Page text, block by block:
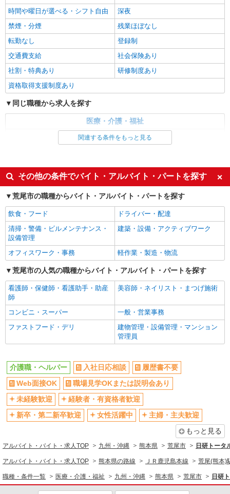
派遣社員
株式会社kotrio /●KM-H-2068006
荒尾市｜まずは送迎業務で活躍しよう◎デイサ
時給1450円〜2062円 ＜日払い有/週払い有/交
通費全支給(ガソリン代含む)＞
荒尾市内 マイカー通勤OK
キープ 詳細を見る
高級ホテルのような空間＊。荒尾市▼サ高住で
通費全支給(ガソリン代含む)＞
荒尾市内 マイカー通勤OK
キープ 詳細を見る
派遣社員
株式会社kotrio /●KM-H-2012173
荒尾市｜未経験でも大丈夫◎研修が手厚い有料
住宅の介護♪
時給1450円〜2062円 ＜日払い有/週払い有/交
通費全支給(ガソリン代含む)＞
キープ 詳細を見る
派遣社員
荒尾市のデイサービス♪日勤のみ！残業ゼロで
趣味も満喫
時給1450円〜2062円 ＜日払い有/週払い有/交
通費全支給(ガソリン代含む)＞
荒尾市内 マイカー通勤OK
詳細を見る
株式会社kotrio /●KM-H-2069333
荒尾市＊幅広い世代が活動中！サ高住のサポー
時間や曜日が選べる・シフト自由
深夜
禁煙・分煙
残業ほぼなし
転勤なし
登録制
交通費支給
社会保険あり
社割・特典あり
研修制度あり
資格取得支援制度あり
同じ職種から求人を探す
医療・介護・福祉
未経験歓迎
ミドル（40代～）活躍中
週2～3日勤務OK
深夜
交通費支給
社会保険あり
関連する条件をもっと見る
その他の条件でバイト・アルバイト・パートを探す
荒尾市の職種からバイト・アルバイト・パートを探す
飲食・フード
ドライバー・配達
清掃・警備・ビルメンテナンス・
設備管理
建築・設備・アクティブワーク
オフィスワーク・事務 軽作業・製造・物流
荒尾市の人気の職種からバイト・アルバイト・パートを探す
看護師・保健師・看護助手・助産
師
美容師・ネイリスト・まつげ施術
コンビニ・スーパー
一般・営業事務
ファストフード・デリ
建物管理・設備管理・マンション
管理員
介護職・ヘルパー 入社日応相談
履歴書不要
Web面接OK
職場見学OKまたは説明会あり
未経験歓迎
経験者・有資格者歓迎
新卒・第二新卒歓迎
女性活躍中
主婦・主夫歓迎
もっと見る
アルバイト・バイト・求人TOP 九州・沖縄 熊本県 荒尾市 日研トー
アルバイト・バイト・求人TOP 熊本県の路線 ＪＲ鹿児島本線 荒尾(熊本)
職種・条件一覧 医療・介護・福祉 九州・沖縄 熊本県 荒尾市 日研